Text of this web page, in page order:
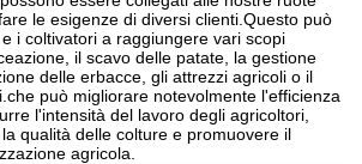
le esigenze di diversi clienti.Questo può
i coltivatori a raggiungere vari scopi
il scavo delle patate, la gestione
delle erbacce, gli attrezzi agricoli o il
può migliorare notevolmente l'efficienza
l'intensità del lavoro degli agricoltori,
qualità delle colture e promuovere il
agricola.